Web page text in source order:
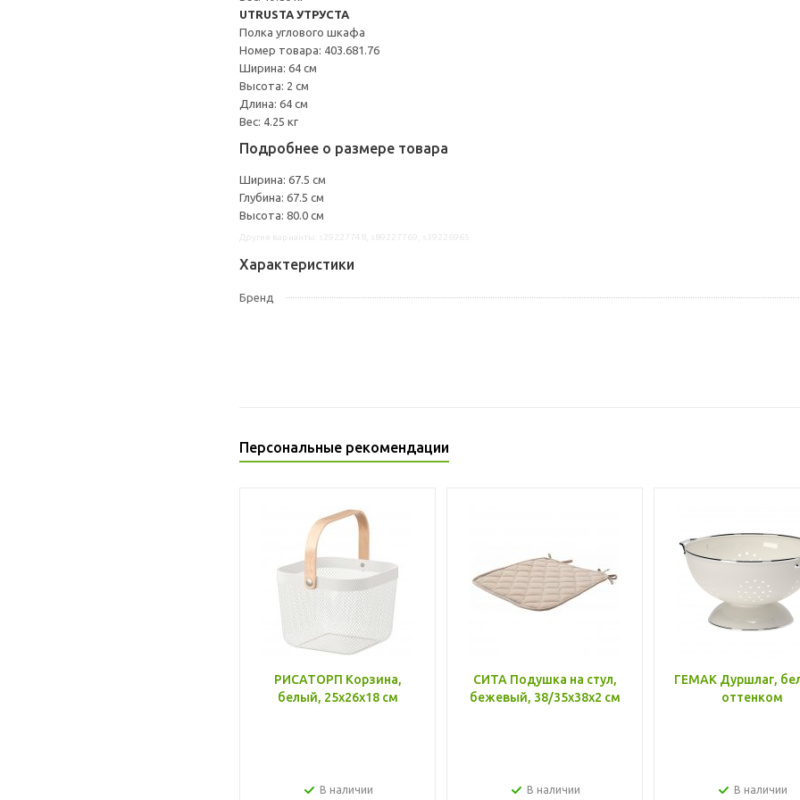
UTRUSTA УТРУСТА
Полка углового шкафа
Номер товара: 403.681.76
Ширина: 64 см
Высота: 2 см
Длина: 64 см
Вес: 4.25 кг
Подробнее о размере товара
Ширина: 67.5 см
Глубина: 67.5 см
Высота: 80.0 см
Характеристики
Бренд
Персональные рекомендации
РИСАТОРП Корзина,
белый, 25x26x18 см
В наличии
СИТА Подушка на стул,
бежевый, 38/35x38x2 см
В наличии
ГЕМАК Дуршлаг,
оттенком
В наличии